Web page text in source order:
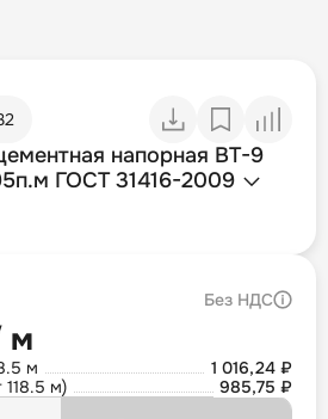
напорная ВТ-9
ГОСТ 31416-2009
Без НДС
м
м
1 016,24 ₽
118.5 м)
985,75 ₽